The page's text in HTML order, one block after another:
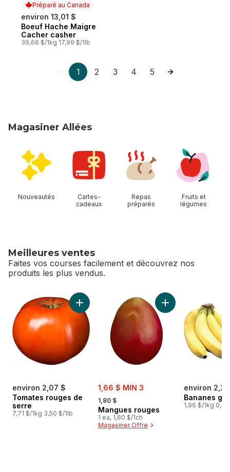
Préparé au Canada
environ 13,01 $
Préparé au Canada
Boeuf Hache Maigre
Cacher casher
39,66 $/1kg 17,99 $/1lb
1 2 3 4 5
Magasiner Allées
Nouveautés
Cartes-
cadeaux
Repas
préparés
Fruits et
légumes
Meilleures ventes
Faites vos courses facilement et découvrez nos
produits les plus vendus.
sauter Meilleures ventes
environ 2,07 $
Tomates rouges de
serre
7,71 $/1kg 3,50 $/1lb
Ajouter Tomates rouges de serre au panier
sale:
1,66 $ MIN 3
, formerly:
1,80 $
Mangues rouges
1 ea, 1,80 $/1ch
Magasiner Offre
Ajouter Mangues
environ
Bananes
1,96 $/1kg